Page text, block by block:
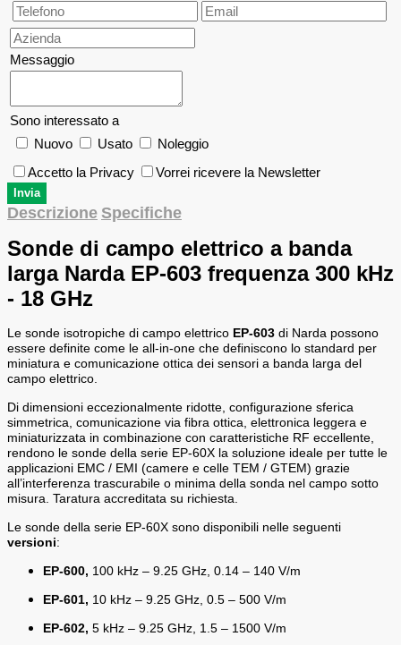
Messaggio
Sono interessato a
Nuovo
Usato
Noleggio
Accetto la Privacy
Vorrei ricevere la Newsletter
Descrizione Specifiche
Sonde di campo elettrico a banda
larga Narda EP-603 frequenza 300 kHz
- 18 GHz
Le sonde isotropiche di campo elettrico EP-603 di Narda possono
essere definite come le all-in-one che definiscono lo standard per
miniatura e comunicazione ottica dei sensori a banda larga del
campo elettrico.
Di dimensioni eccezionalmente ridotte, configurazione sferica
simmetrica, comunicazione via fibra ottica, elettronica leggera e
miniaturizzata in combinazione con caratteristiche RF eccellente,
rendono le sonde della serie EP-60X la soluzione ideale per tutte le
applicazioni EMC / EMI (camere e celle TEM / GTEM) grazie
all’interferenza trascurabile o minima della sonda nel campo sotto
misura. Taratura accreditata su richiesta.
Le sonde della serie EP-60X sono disponibili nelle seguenti
versioni:
EP-600, 100 kHz – 9.25 GHz, 0.14 – 140 V/m
EP-601, 10 kHz – 9.25 GHz, 0.5 – 500 V/m
EP-602, 5 kHz – 9.25 GHz, 1.5 – 1500 V/m